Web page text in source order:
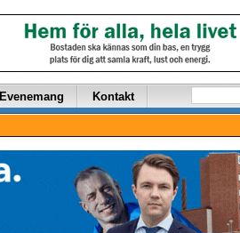
Evenemang Kontakt